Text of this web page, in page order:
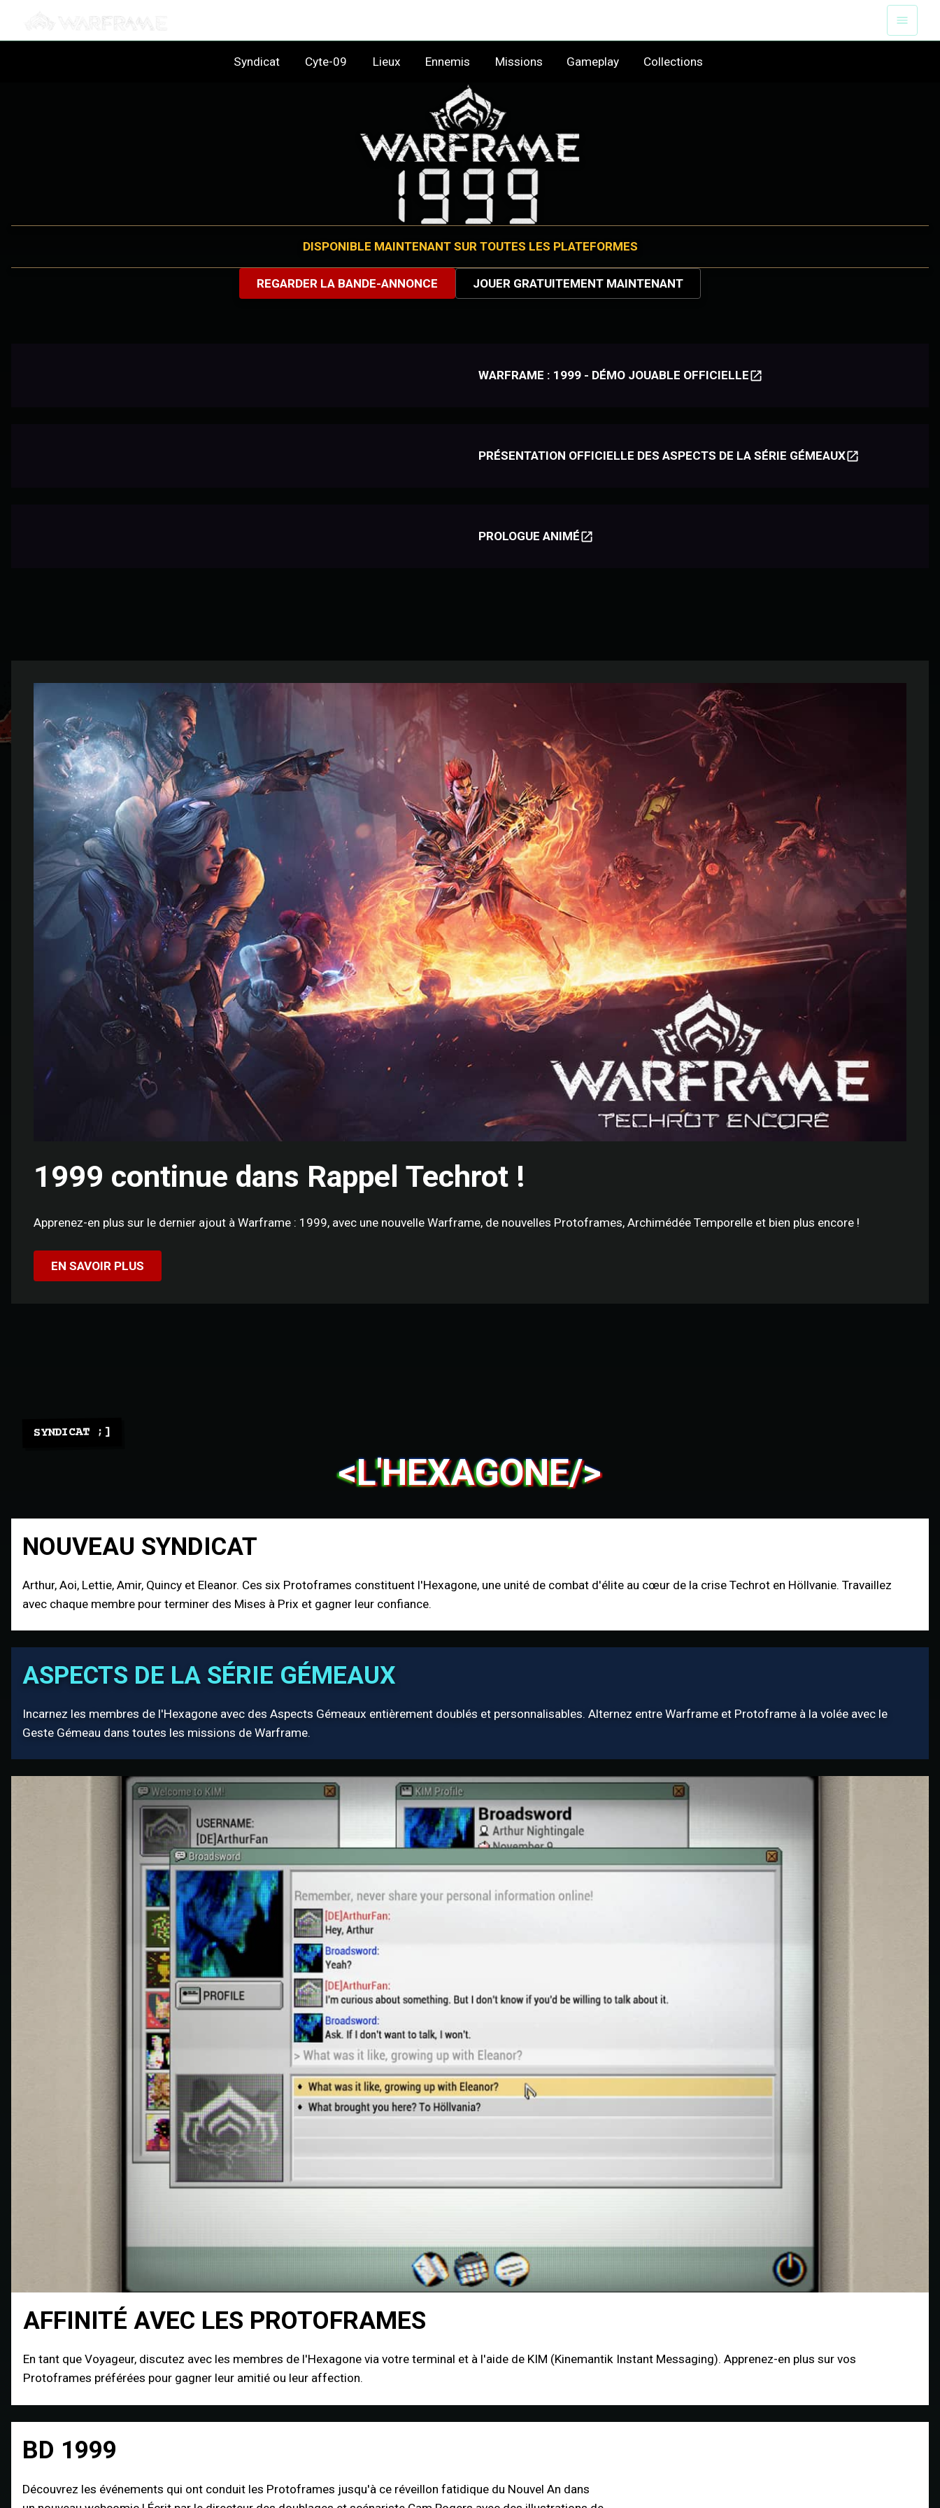
Syndicat Cyte-09 Lieux Ennemis Missions Gameplay Collections
DISPONIBLE MAINTENANT SUR TOUTES LES PLATEFORMES
REGARDER LA BANDE-ANNONCE JOUER GRATUITEMENT MAINTENANT
WARFRAME : 1999 - DÉMO JOUABLE OFFICIELLE
PRÉSENTATION OFFICIELLE DES ASPECTS DE LA SÉRIE GÉMEAUX
PROLOGUE ANIMÉ
1999 continue dans Rappel Techrot !
Apprenez-en plus sur le dernier ajout à Warframe : 1999, avec une nouvelle Warframe, de nouvelles Protoframes, Archimédée Temporelle et bien plus encore !
EN SAVOIR PLUS
SYNDICAT ;]
<L'HEXAGONE/>
NOUVEAU SYNDICAT
Arthur, Aoi, Lettie, Amir, Quincy et Eleanor. Ces six Protoframes constituent l'Hexagone, une unité de combat d'élite au cœur de la crise Techrot en Höllvanie. Travaillez
avec chaque membre pour terminer des Mises à Prix et gagner leur confiance.
ASPECTS DE LA SÉRIE GÉMEAUX
Incarnez les membres de l'Hexagone avec des Aspects Gémeaux entièrement doublés et personnalisables. Alternez entre Warframe et Protoframe à la volée avec le
Geste Gémeau dans toutes les missions de Warframe.
AFFINITÉ AVEC LES PROTOFRAMES
En tant que Voyageur, discutez avec les membres de l'Hexagone via votre terminal et à l'aide de KIM (Kinemantik Instant Messaging). Apprenez-en plus sur vos
Protoframes préférées pour gagner leur amitié ou leur affection.
BD 1999
Découvrez les événements qui ont conduit les Protoframes jusqu'à ce réveillon fatidique du Nouvel An dans